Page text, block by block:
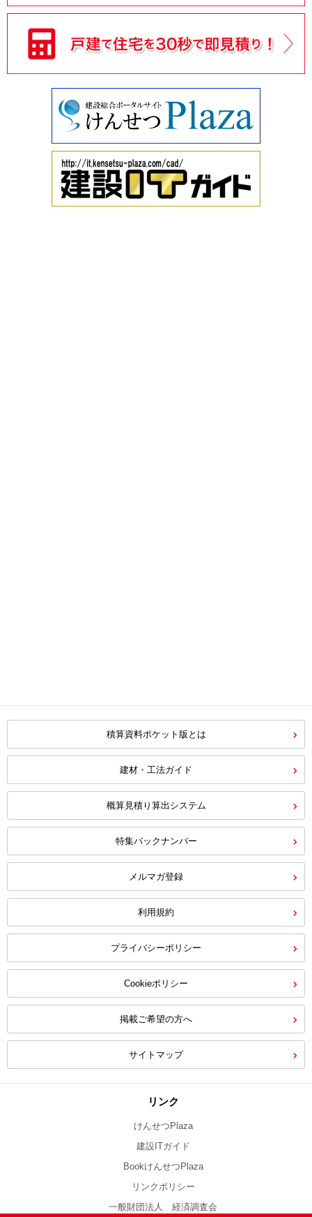
積算資料ポケット版とは
建材・工法ガイド
概算見積り算出システム
特集バックナンバー
メルマガ登録
利用規約
プライバシーポリシー
Cookieポリシー
掲載ご希望の方へ
サイトマップ
リンク
けんせつPlaza
建設ITガイド
BookけんせつPlaza
リンクポリシー
一般財団法人 経済調査会